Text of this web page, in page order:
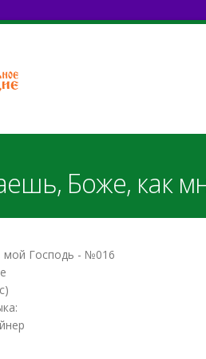
Боже, как
мой Господь - №016